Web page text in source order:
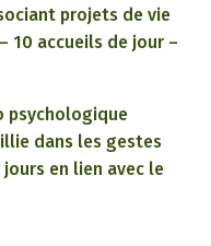
projets de vie
10 accueils de jour –
psychologique
dans les gestes
en lien avec le